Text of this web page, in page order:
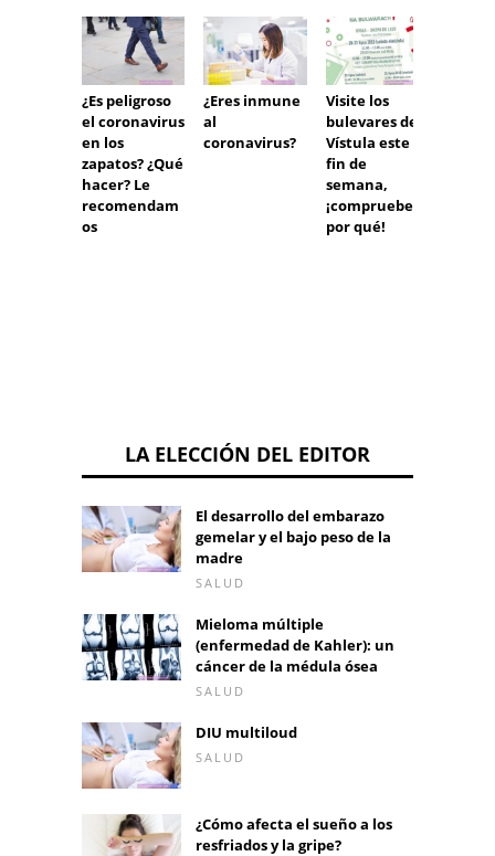
¿Es peligroso
el coronavirus
en los
zapatos? ¿Qué
hacer? Le
recomendam
os
¿Eres inmune
al
coronavirus?
Visite los
bulevares del
Vístula este
fin de
semana,
¡compruebe
por qué!
LA ELECCIÓN DEL EDITOR
El desarrollo del embarazo
gemelar y el bajo peso de la
madre
SALUD
Mieloma múltiple
(enfermedad de Kahler): un
cáncer de la médula ósea
SALUD
DIU multiloud
SALUD
¿Cómo afecta el sueño a los
resfriados y la gripe?